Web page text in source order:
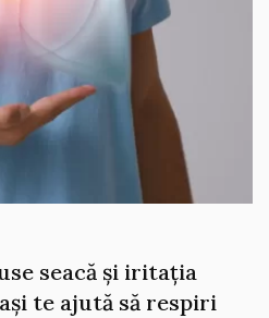
seacă și iritația
te ajută să respiri